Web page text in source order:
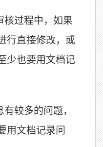
核过程中，如果
行直接修改，或
少也要用文档记
较多的问题，
用文档记录问